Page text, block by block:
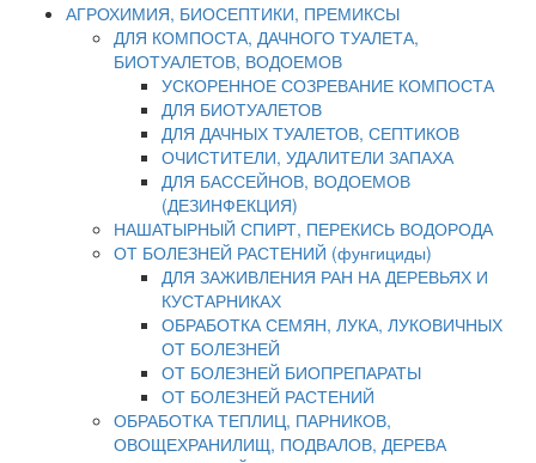
АГРОХИМИЯ, БИОСЕПТИКИ, ПРЕМИКСЫ
ДЛЯ КОМПОСТА, ДАЧНОГО ТУАЛЕТА,
БИОТУАЛЕТОВ, ВОДОЕМОВ
УСКОРЕННОЕ СОЗРЕВАНИЕ КОМПОСТА
ДЛЯ БИОТУАЛЕТОВ
ДЛЯ ДАЧНЫХ ТУАЛЕТОВ, СЕПТИКОВ
ОЧИСТИТЕЛИ, УДАЛИТЕЛИ ЗАПАХА
ДЛЯ БАССЕЙНОВ, ВОДОЕМОВ
(ДЕЗИНФЕКЦИЯ)
НАШАТЫРНЫЙ СПИРТ, ПЕРЕКИСЬ ВОДОРОДА
ОТ БОЛЕЗНЕЙ РАСТЕНИЙ (фунгициды)
ДЛЯ ЗАЖИВЛЕНИЯ РАН НА ДЕРЕВЬЯХ И
КУСТАРНИКАХ
ОБРАБОТКА СЕМЯН, ЛУКА, ЛУКОВИЧНЫХ
ОТ БОЛЕЗНЕЙ
ОТ БОЛЕЗНЕЙ БИОПРЕПАРАТЫ
ОТ БОЛЕЗНЕЙ РАСТЕНИЙ
ОБРАБОТКА ТЕПЛИЦ, ПАРНИКОВ,
ОВОЩЕХРАНИЛИЩ, ПОДВАЛОВ, ДЕРЕВА